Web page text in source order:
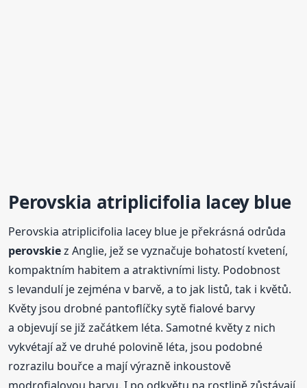
Perovskia atriplicifolia lacey blue
Perovskia atriplicifolia lacey blue je překrásná odrůda
perovskiez Anglie, jež se vyznačuje bohatostí kvetení,
kompaktním habitem a atraktivními listy. Podobnost
s levandulí je zejména v barvě, a to jak listů, tak i květů.
Květy jsou drobné pantoflíčky sytě fialové barvy
a objevují se již začátkem léta. Samotné květy z nich
vykvétají až ve druhé polovině léta, jsou podobné
rozrazilu bouřce a mají výrazně inkoustově